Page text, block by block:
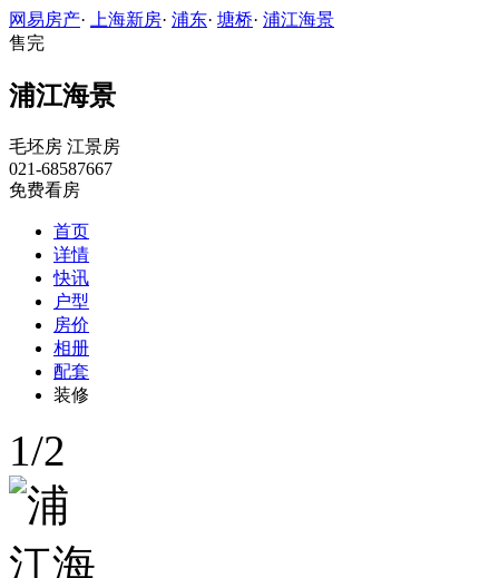
网易房产· 上海新房· 浦东· 塘桥· 浦江海景
售完
浦江海景
毛坯房 江景房
021-68587667
免费看房
首页
详情
快讯
户型
房价
相册
配套
装修
1/2